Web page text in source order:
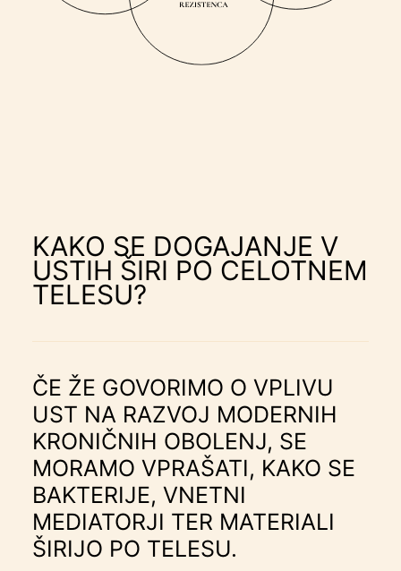
KAKO SE DOGAJANJE V
USTIH ŠIRI PO CELOTNEM
TELESU?
ČE ŽE GOVORIMO O VPLIVU
UST NA RAZVOJ MODERNIH
KRONIČNIH OBOLENJ, SE
MORAMO VPRAŠATI, KAKO SE
BAKTERIJE, VNETNI
MEDIATORJI TER MATERIALI
ŠIRIJO PO TELESU.